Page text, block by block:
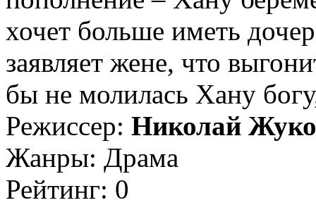
хочет больше иметь
заявляет жене, что
бы не молилась Хану
Режиссер: Николай
Жанры: Драма
Рейтинг: 0